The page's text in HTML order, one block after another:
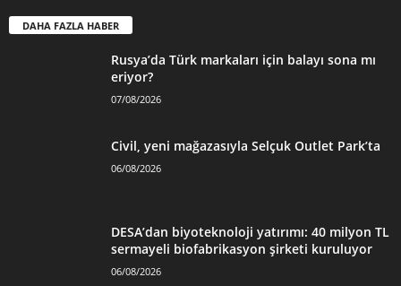
DAHA FAZLA HABER
Rusya’da Türk markaları için balayı sona mı
eriyor?
07/08/2026
Civil, yeni mağazasıyla Selçuk Outlet Park’ta
06/08/2026
DESA’dan biyoteknoloji yatırımı: 40 milyon TL
sermayeli biofabrikasyon şirketi kuruluyor
06/08/2026